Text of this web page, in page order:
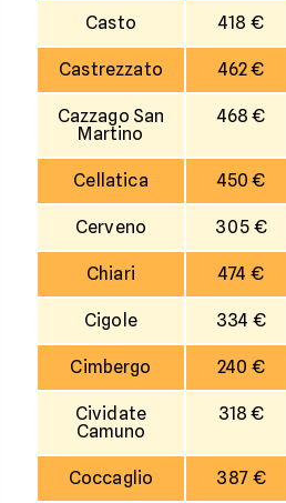
Casto 418 €
Castrezzato 462 €
Cazzago San
Martino
468 €
Cellatica 450 €
Cerveno 305 €
Chiari 474 €
Cigole 334 €
Cimbergo 240 €
Cividate
Camuno
318 €
Coccaglio 387 €